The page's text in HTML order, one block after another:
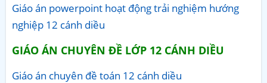
Giáo án powerpoint hoạt động trải nghiệm hướng
nghiệp 12 cánh diều
GIÁO ÁN CHUYÊN ĐỀ LỚP 12 CÁNH DIỀU
Giáo án chuyên đề toán 12 cánh diều